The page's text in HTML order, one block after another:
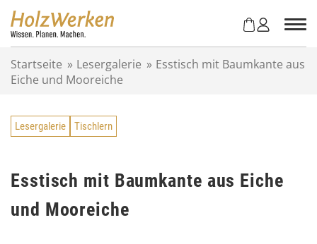
Startseite » Lesergalerie » Esstisch mit Baumkante aus
Eiche und Mooreiche
Lesergalerie Tischlern
Esstisch mit Baumkante aus Eiche
und Mooreiche